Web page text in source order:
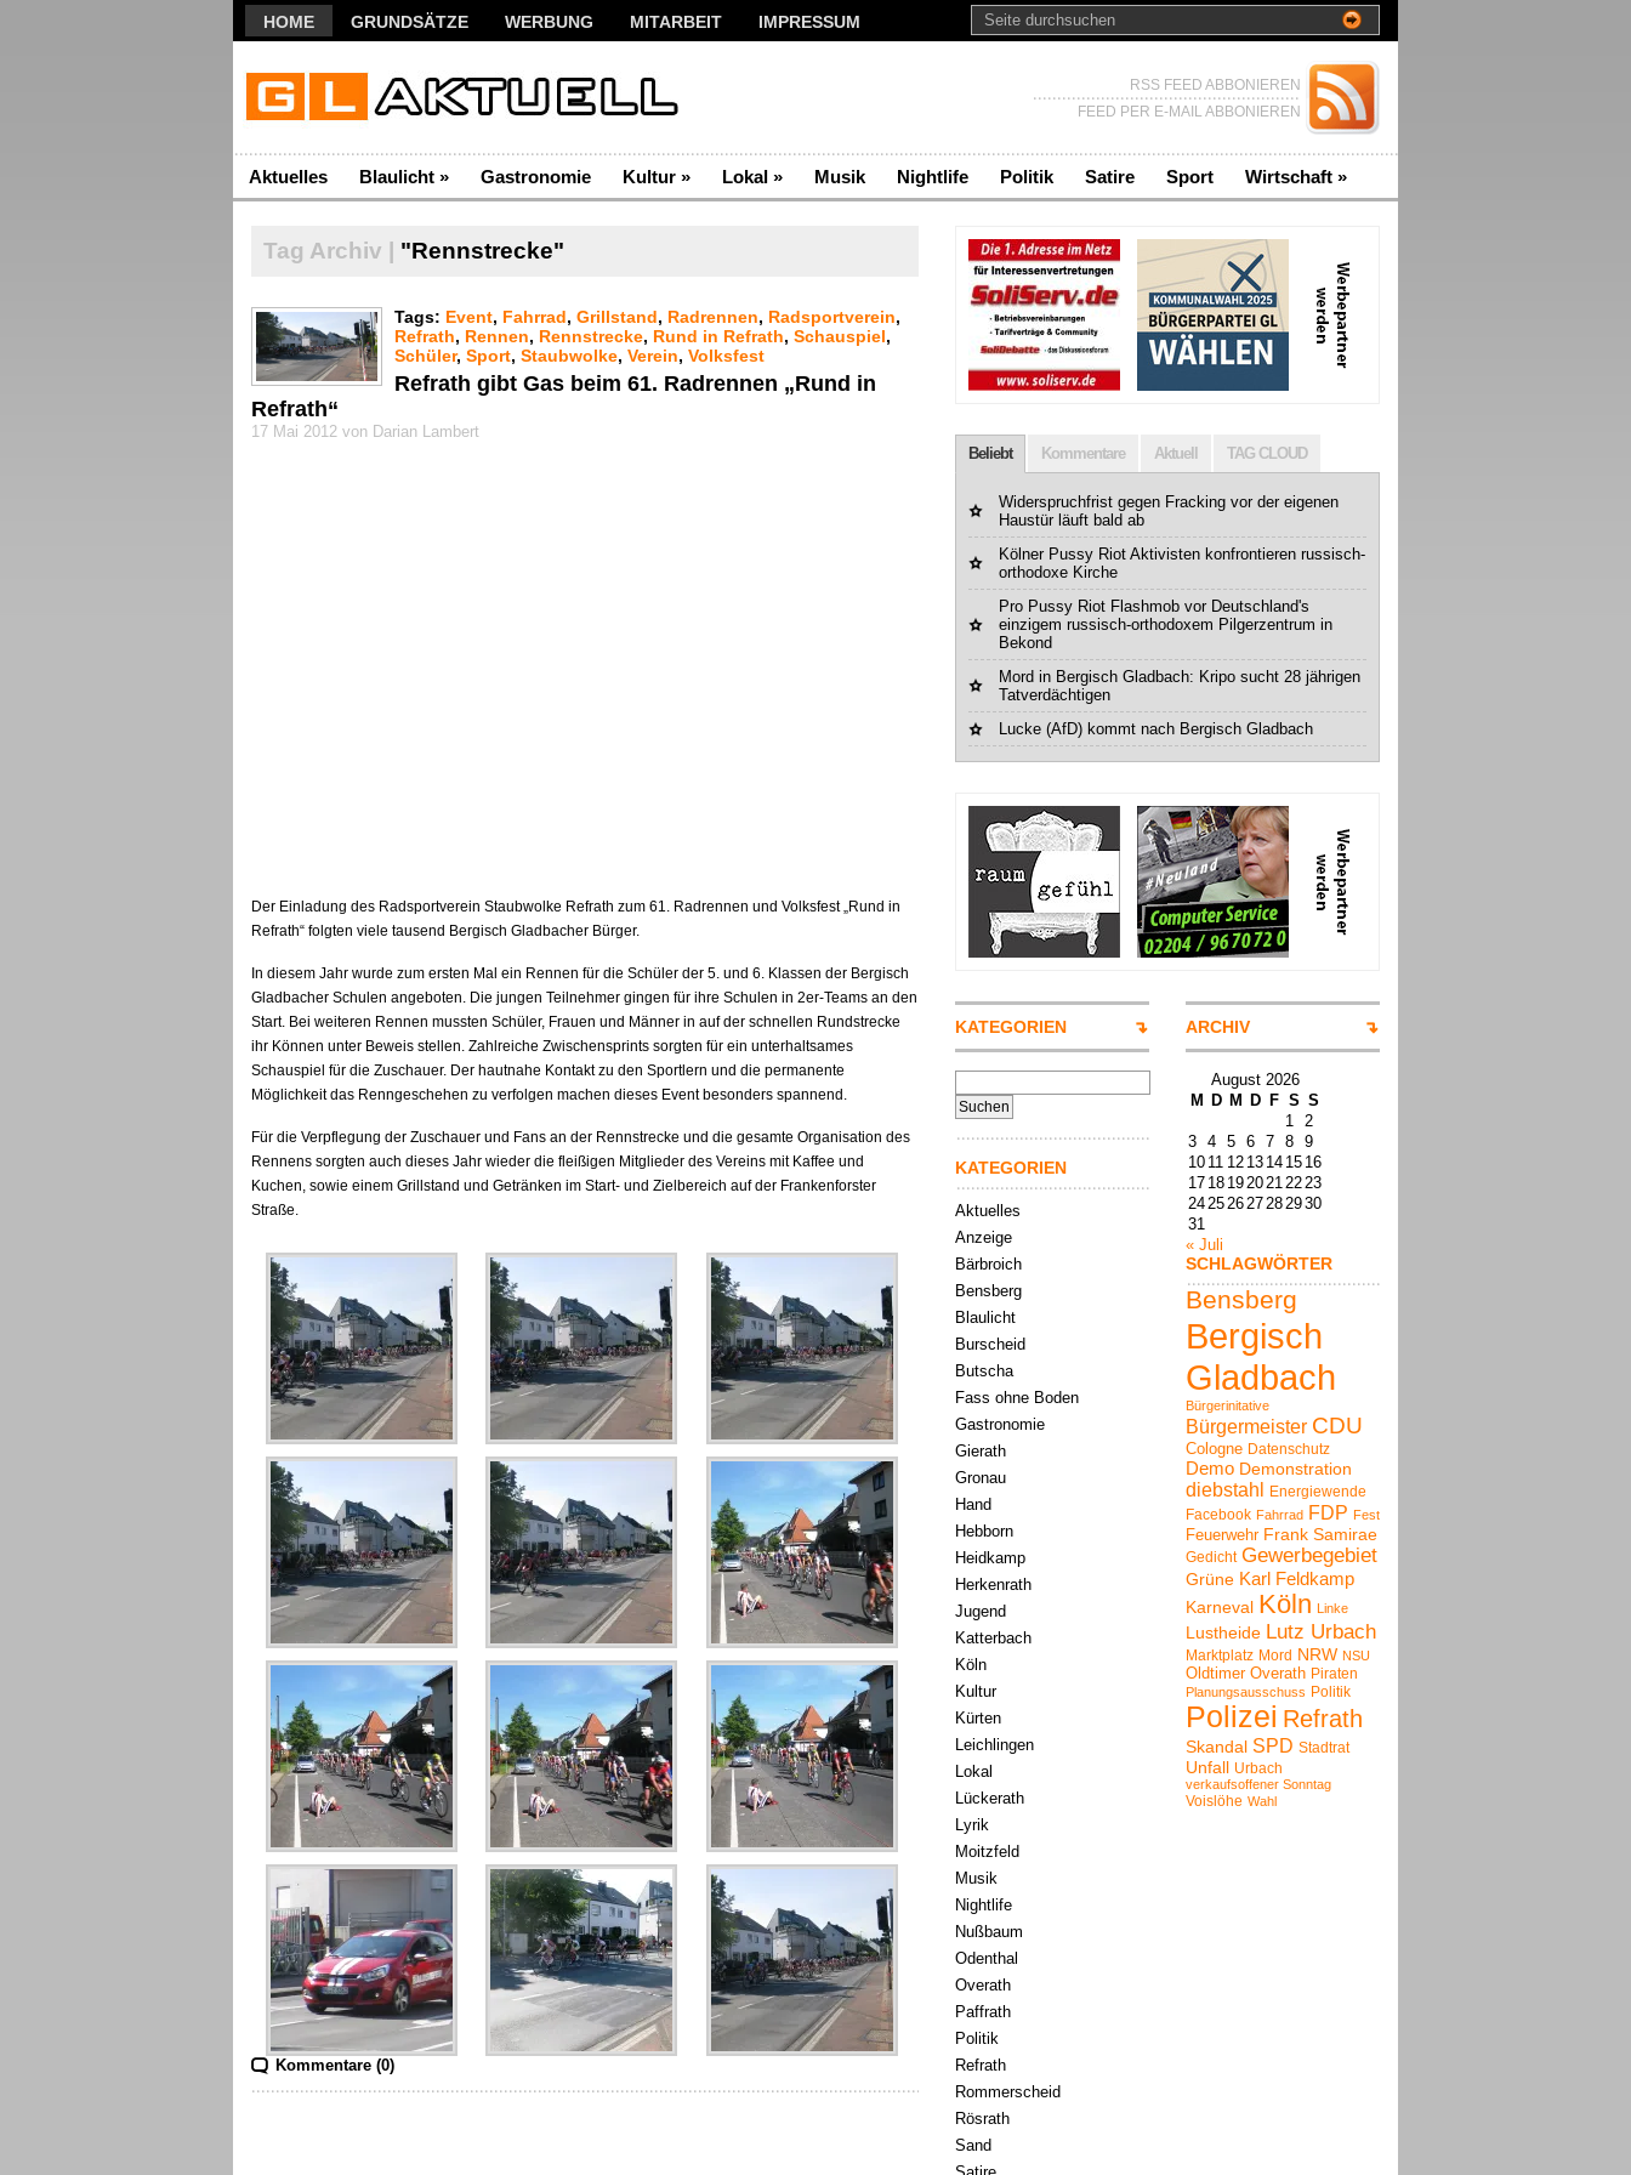
HOME GRUNDSÄTZE WERBUNG MITARBEIT IMPRESSUM
RSS FEED ABBONIEREN
FEED PER E-MAIL ABBONIEREN
Aktuelles Blaulicht » Gastronomie Kultur » Lokal » Musik Nightlife Politik Satire Sport Wirtschaft »
Tag Archiv | "Rennstrecke"
Tags: Event, Fahrrad, Grillstand, Radrennen, Radsportverein,
Refrath, Rennen, Rennstrecke, Rund in Refrath, Schauspiel,
Schüler, Sport, Staubwolke, Verein, Volksfest
Refrath gibt Gas beim 61. Radrennen „Rund in
Refrath“
17 Mai 2012 von Darian Lambert
Der Einladung des Radsportverein Staubwolke Refrath zum 61. Radrennen und Volksfest „Rund in
Refrath“ folgten viele tausend Bergisch Gladbacher Bürger.
In diesem Jahr wurde zum ersten Mal ein Rennen für die Schüler der 5. und 6. Klassen der Bergisch
Gladbacher Schulen angeboten. Die jungen Teilnehmer gingen für ihre Schulen in 2er-Teams an den
Start. Bei weiteren Rennen mussten Schüler, Frauen und Männer in auf der schnellen Rundstrecke
ihr Können unter Beweis stellen. Zahlreiche Zwischensprints sorgten für ein unterhaltsames
Schauspiel für die Zuschauer. Der hautnahe Kontakt zu den Sportlern und die permanente
Möglichkeit das Renngeschehen zu verfolgen machen dieses Event besonders spannend.
Für die Verpflegung der Zuschauer und Fans an der Rennstrecke und die gesamte Organisation des
Rennens sorgten auch dieses Jahr wieder die fleißigen Mitglieder des Vereins mit Kaffee und
Kuchen, sowie einem Grillstand und Getränken im Start- und Zielbereich auf der Frankenforster
Straße.
Kommentare (0)
Beliebt Kommentare Aktuell TAG CLOUD
Widerspruchfrist gegen Fracking vor der eigenen
Haustür läuft bald ab
Kölner Pussy Riot Aktivisten konfrontieren russisch-
orthodoxe Kirche
Pro Pussy Riot Flashmob vor Deutschland's
einzigem russisch-orthodoxem Pilgerzentrum in
Bekond
Mord in Bergisch Gladbach: Kripo sucht 28 jährigen
Tatverdächtigen
Lucke (AfD) kommt nach Bergisch Gladbach
KATEGORIEN
nach:
KATEGORIEN
Aktuelles
Anzeige
Bärbroich
Bensberg
Blaulicht
Burscheid
Butscha
Fass ohne Boden
Gastronomie
Gierath
Gronau
Hand
Hebborn
Heidkamp
Herkenrath
Jugend
Katterbach
Köln
Kultur
Kürten
Leichlingen
Lokal
Lückerath
Lyrik
Moitzfeld
Musik
Nightlife
Nußbaum
Odenthal
Overath
Paffrath
Politik
Refrath
Rommerscheid
Rösrath
Sand
ARCHIV
August 2026
M
D M D F S S
1 2
3 4 5 6 7 8 9
10 11 12 13 14 15 16
17 18 1920212223
24252627282930
31
« Juli
SCHLAGWÖRTER
Bensberg
Bergisch
Gladbach
Bürgerinitative
Bürgermeister CDU
Cologne Datenschutz
Demo Demonstration
diebstahl Energiewende
Facebook Fahrrad FDP Fest
Feuerwehr Frank Samirae
Gedicht Gewerbegebiet
Grüne Karl Feldkamp
Karneval Köln Linke
Lustheide Lutz Urbach
Marktplatz Mord NRW NSU
Oldtimer Overath Piraten
Planungsausschuss Politik
Polizei Refrath
Skandal SPD Stadtrat
Unfall Urbach
verkaufsoffener Sonntag
Voislöhe Wahl